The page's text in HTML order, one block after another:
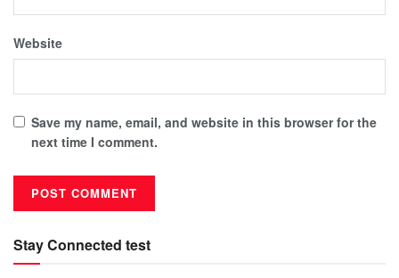
Website
Save my name, email, and website in this browser for the
next time I comment.
Stay Connected test